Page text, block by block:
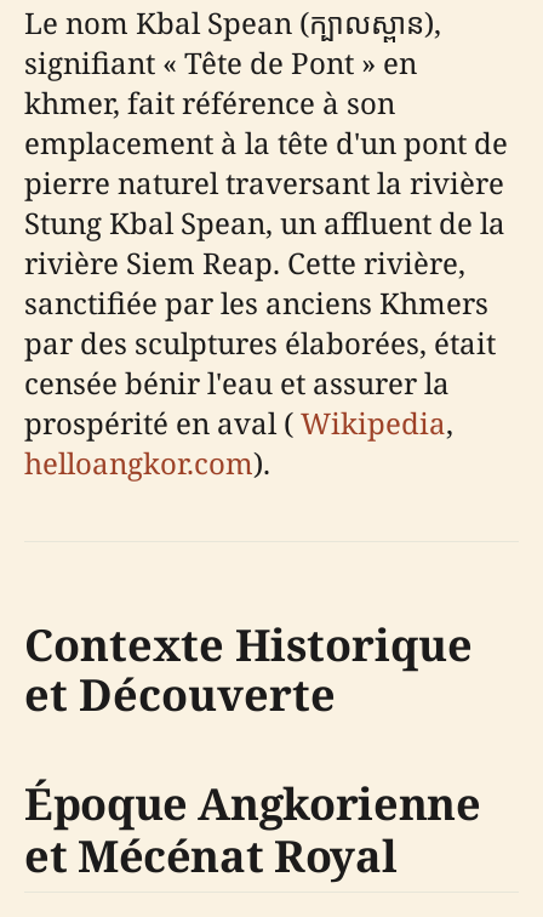
Le nom Kbal Spean (ក្បាលស្ពាន),
signifiant « Tête de Pont » en
khmer, fait référence à son
emplacement à la tête d'un pont de
pierre naturel traversant la rivière
Stung Kbal Spean, un affluent de la
rivière Siem Reap. Cette rivière,
sanctifiée par les anciens Khmers
par des sculptures élaborées, était
censée bénir l'eau et assurer la
prospérité en aval (Wikipedia,
helloangkor.com).
Contexte Historique
et Découverte
Époque Angkorienne
et Mécénat Royal